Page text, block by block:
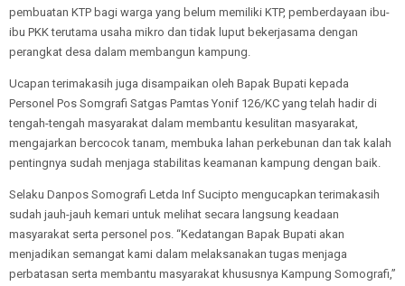
pembuatan KTP bagi warga yang belum memiliki KTP, pemberdayaan ibu-
ibu PKK terutama usaha mikro dan tidak luput bekerjasama dengan
perangkat desa dalam membangun kampung.
Ucapan terimakasih juga disampaikan oleh Bapak Bupati kepada
Personel Pos Somgrafi Satgas Pamtas Yonif 126/KC yang telah hadir di
tengah-tengah masyarakat dalam membantu kesulitan masyarakat,
mengajarkan bercocok tanam, membuka lahan perkebunan dan tak kalah
pentingnya sudah menjaga stabilitas keamanan kampung dengan baik.
Selaku Danpos Somografi Letda Inf Sucipto mengucapkan terimakasih
sudah jauh-jauh kemari untuk melihat secara langsung keadaan
masyarakat serta personel pos. “Kedatangan Bapak Bupati akan
menjadikan semangat kami dalam melaksanakan tugas menjaga
perbatasan serta membantu masyarakat khususnya Kampung Somografi,”